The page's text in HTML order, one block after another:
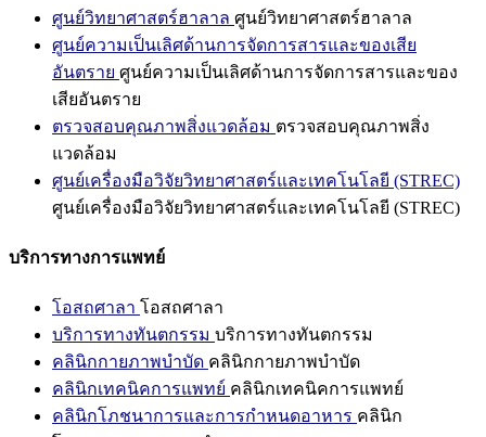
ศูนย์วิทยาศาสตร์ฮาลาล ศูนย์วิทยาศาสตร์ฮาลาล
ศูนย์ความเป็นเลิศด้านการจัดการสารและของเสีย
อันตราย ศูนย์ความเป็นเลิศด้านการจัดการสารและของ
เสียอันตราย
ตรวจสอบคุณภาพสิ่งแวดล้อม ตรวจสอบคุณภาพสิ่ง
แวดล้อม
ศูนย์เครื่องมือวิจัยวิทยาศาสตร์และเทคโนโลยี (STREC)
ศูนย์เครื่องมือวิจัยวิทยาศาสตร์และเทคโนโลยี (STREC)
บริการทางการแพทย์
โอสถศาลา โอสถศาลา
บริการทางทันตกรรม บริการทางทันตกรรม
คลินิกกายภาพบำบัด คลินิกกายภาพบำบัด
คลินิกเทคนิคการแพทย์ คลินิกเทคนิคการแพทย์
คลินิกโภชนาการและการกำหนดอาหาร คลินิก